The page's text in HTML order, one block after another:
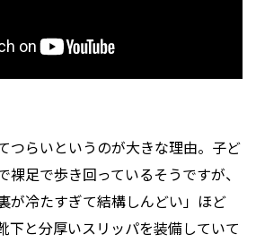
つらいというのが大きな理由。子ど
裸足で歩き回っているそうですが、
が冷たすぎて結構しんどい」ほど
下と分厚いスリッパを装備していて